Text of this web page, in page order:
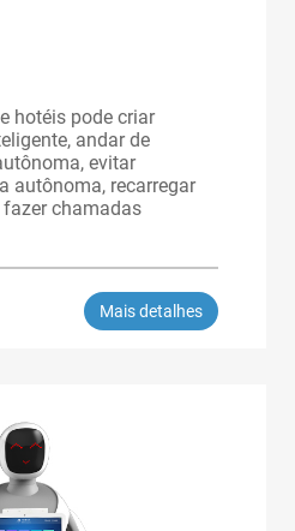
hotéis pode criar
andar de
evitar
autônoma, recarregar
chamadas
Mais detalhes